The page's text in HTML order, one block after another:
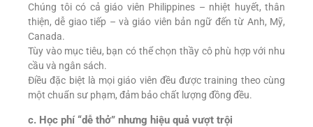
Chúng tôi có cả giáo viên Philippines – nhiệt huyết, thân
thiện, dễ giao tiếp – và giáo viên bản ngữ đến từ Anh, Mỹ,
Canada.
Tùy vào mục tiêu, bạn có thể chọn thầy cô phù hợp với nhu
cầu và ngân sách.
Điều đặc biệt là mọi giáo viên đều được training theo cùng
một chuẩn sư phạm, đảm bảo chất lượng đồng đều.
c. Học phí “dễ thở” nhưng hiệu quả vượt trội